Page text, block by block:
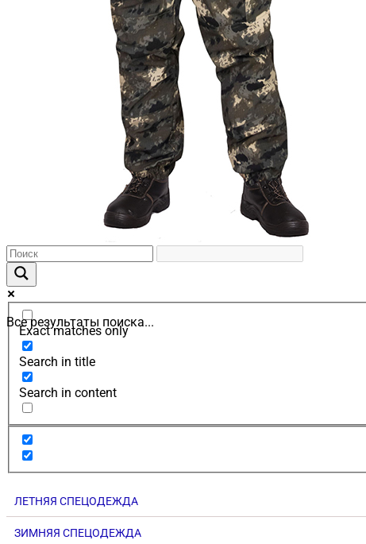
Все результаты поиска...
Exact matches only
Search in title
Search in content
ЛЕТНЯЯ СПЕЦОДЕЖДА
ЗИМНЯЯ СПЕЦОДЕЖДА